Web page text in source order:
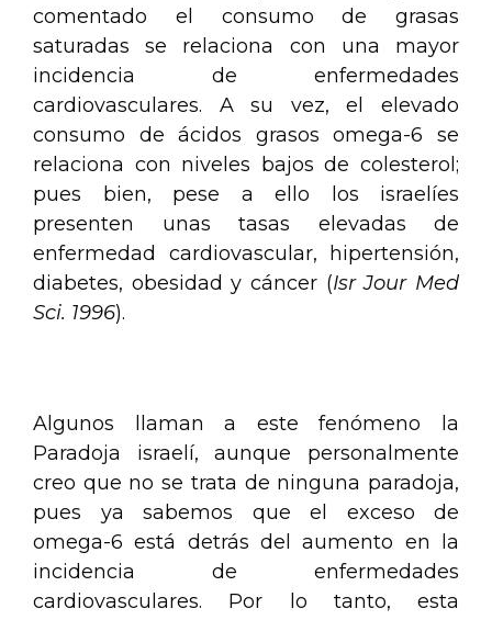
comentado el consumo de grasas
saturadas se relaciona con una mayor
incidencia de enfermedades
cardiovasculares. A su vez, el elevado
consumo de ácidos grasos omega-6 se
relaciona con niveles bajos de colesterol;
pues bien, pese a ello los israelíes
presenten unas tasas elevadas de
enfermedad cardiovascular, hipertensión,
diabetes, obesidad y cáncer (Isr Jour Med
Sci. 1996).
Algunos llaman a este fenómeno la
Paradoja israelí, aunque personalmente
creo que no se trata de ninguna paradoja,
pues ya sabemos que el exceso de
omega-6 está detrás del aumento en la
incidencia de enfermedades
cardiovasculares. Por lo tanto, esta